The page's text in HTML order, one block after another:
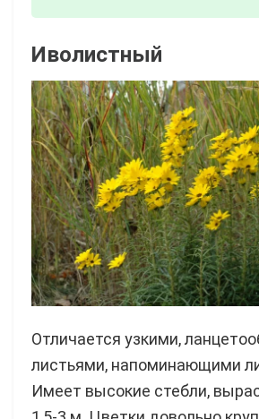
Иволистный
Отличается узкими,
листьями, напоминающими
Имеет высокие стебли,